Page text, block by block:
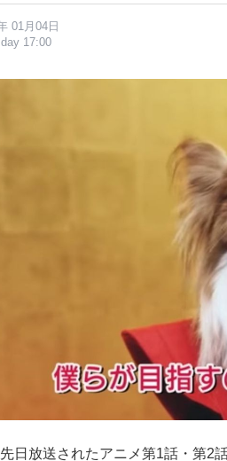
01月04日
17:00
先日放送されたアニメ第1話・第2